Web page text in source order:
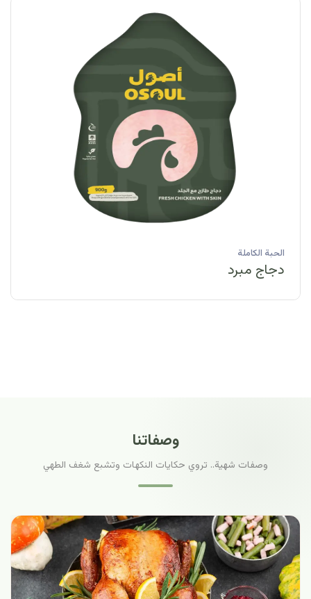
الحبة الكاملة
دجاج مبرد
وصفاتنا
وصفات شهية.. تروي حكايات النكهات وتشبع شغف الطهي